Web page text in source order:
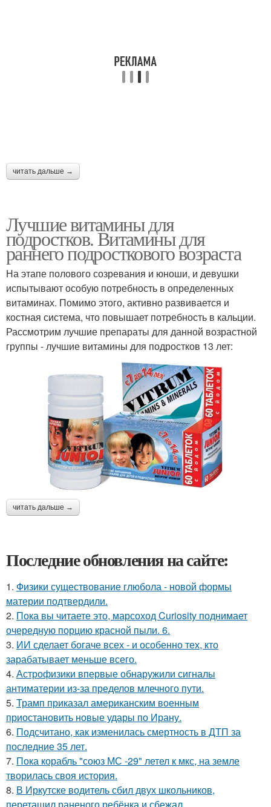
читать дальше →
Лучшие витамины для
подростков. Витамины для
раннего подросткового возраста
На этапе полового созревания и юноши, и девушки
испытывают особую потребность в определенных
витаминах. Помимо этого, активно развивается и
костная система, что повышает потребность в кальции.
Рассмотрим лучшие препараты для данной возрастной
группы - лучшие витамины для подростков 13 лет:
читать дальше →
Последние обновления на сайте:
1. Физики существование глюбола - новой формы
материи подтвердили.
2. Пока вы читаете это, марсоход Curiosity поднимает
очередную порцию красной пыли. 6.
3. ИИ сделает богаче всех - и особенно тех, кто
зарабатывает меньше всего.
4. Астрофизики впервые обнаружили сигналы
антиматерии из-за пределов млечного пути.
5. Трамп приказал американским военным
приостановить новые удары по Ирану.
6. Подсчитано, как изменилась смертность в ДТП за
последние 35 лет.
7. Пока корабль "союз МС -29" летел к мкс, на земле
творилась своя история.
8. В Иркутске водитель сбил двух школьников,
перетащил раненого ребёнка и сбежал.